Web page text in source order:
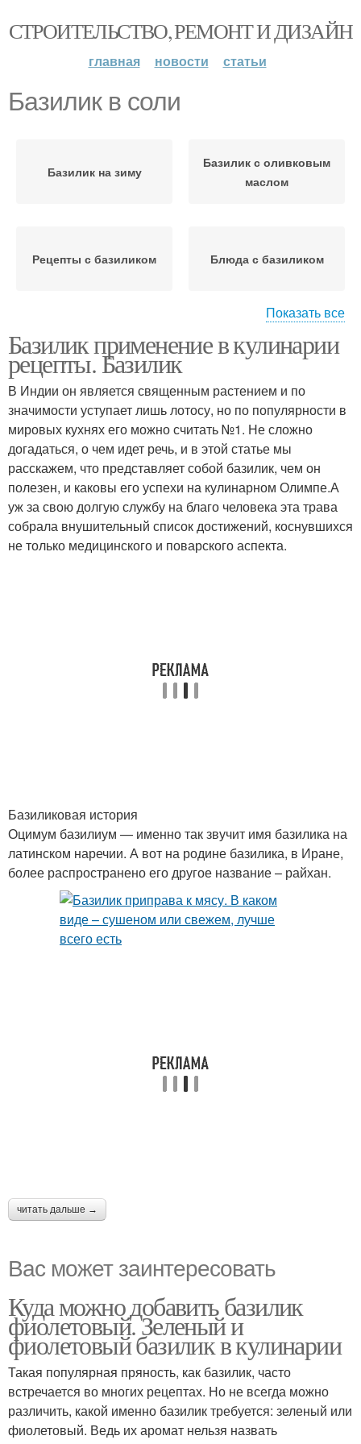
СТРОИТЕЛЬСТВО, РЕМОНТ И ДИЗАЙН
главная новости статьи
Базилик в соли
Базилик на зиму
Базилик с оливковым
маслом
Рецепты с базиликом Блюда с базиликом
Салаты с базиликом
Показать все
Базилик применение в кулинарии
рецепты. Базилик
В Индии он является священным растением и по
значимости уступает лишь лотосу, но по популярности в
мировых кухнях его можно считать №1. Не сложно
догадаться, о чем идет речь, и в этой статье мы
расскажем, что представляет собой базилик, чем он
полезен, и каковы его успехи на кулинарном Олимпе.А
уж за свою долгую службу на благо человека эта трава
собрала внушительный список достижений, коснувшихся
не только медицинского и поварского аспекта.
Базиликовая история
Оцимум базилиум — именно так звучит имя базилика на
латинском наречии. А вот на родине базилика, в Иране,
более распространено его другое название – райхан.
читать дальше →
Вас может заинтересовать
Куда можно добавить базилик
фиолетовый. Зеленый и
фиолетовый базилик в кулинарии
Такая популярная пряность, как базилик, часто
встречается во многих рецептах. Но не всегда можно
различить, какой именно базилик требуется: зеленый или
фиолетовый. Ведь их аромат нельзя назвать